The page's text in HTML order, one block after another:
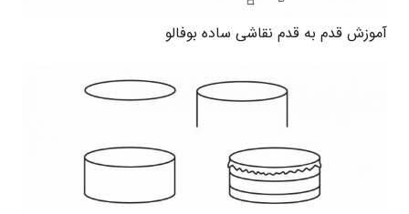
آموزش قدم به قدم نقاشی ساده بوفالو